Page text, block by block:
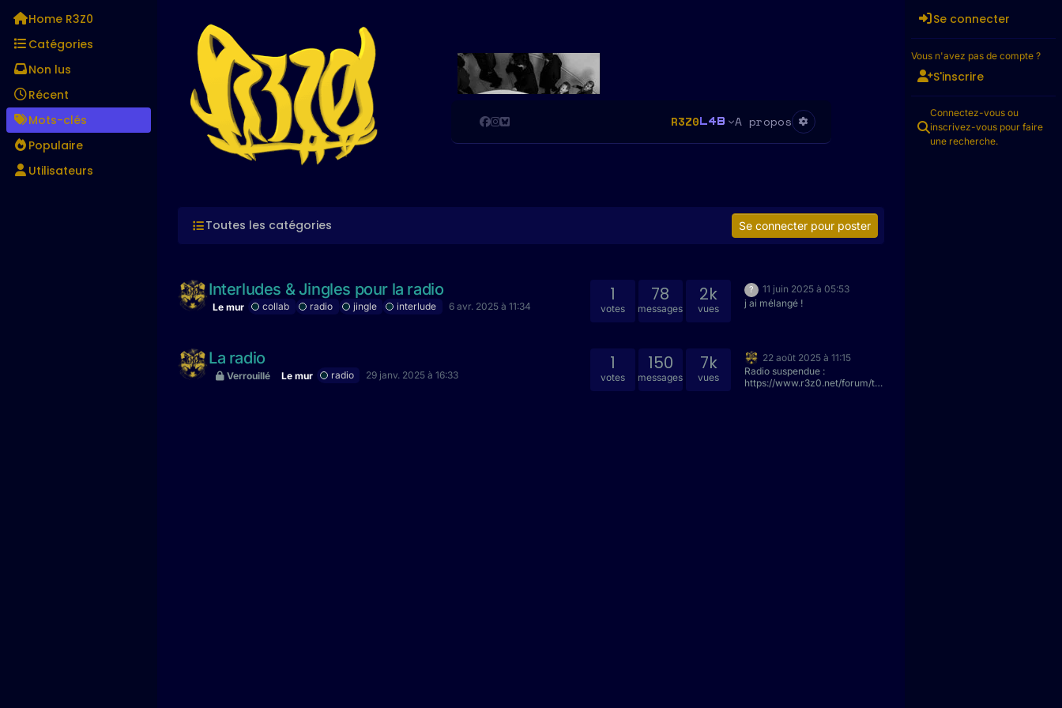
Aller directement au contenu
Home R3Z0
Catégories
Non lus
Récent
Mots-clés
Populaire
Utilisateurs
R3Z0L4B A propos
Toutes les catégories Se connecter pour poster
Interludes & Jingles pour la radio
Le mur collab radio jingle interlude 6 avr. 2025 à 11:34
1
votes
78
messages
2k
vues
?
11 juin 2025 à 05:53
j ai mélangé !
La radio
Verrouillé Le mur radio 29 janv. 2025 à 16:33
1
votes
150
messages
7k
vues
22 août 2025 à 11:15
Radio suspendue :
https://www.r3z0.net/forum/to
Se connecter
Vous n'avez pas de compte ?
S'inscrire
Connectez-vous ou
inscrivez-vous pour faire
une recherche.